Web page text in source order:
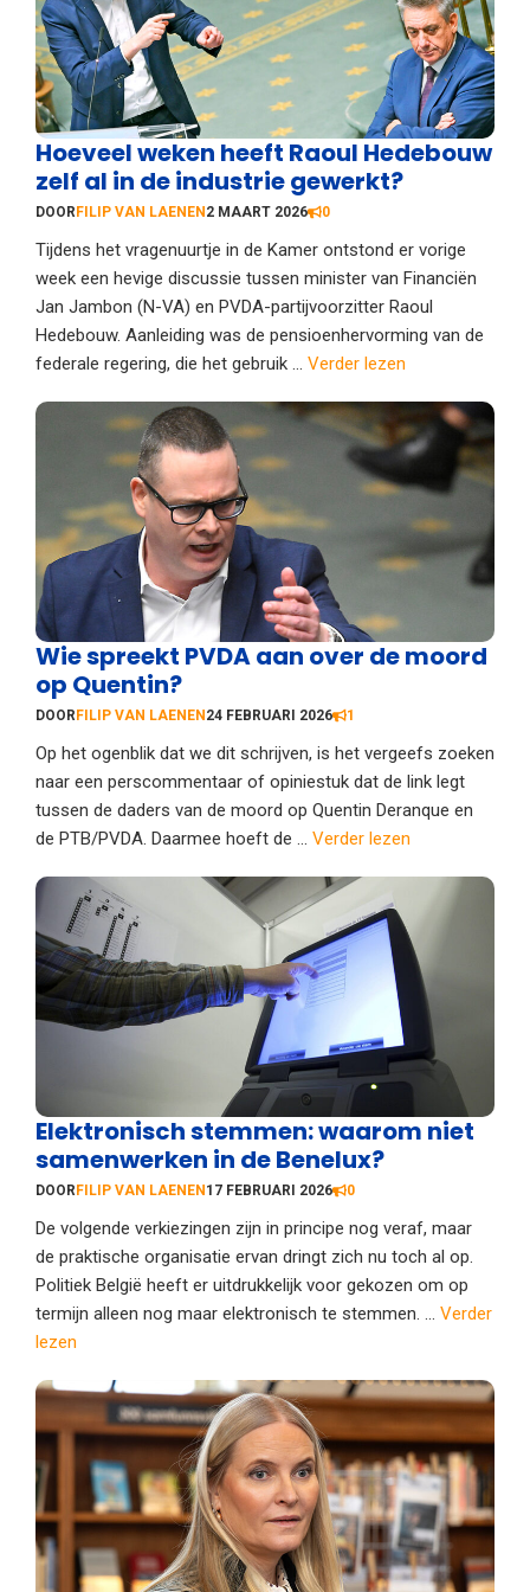
Hoeveel weken heeft Raoul Hedebouw
zelf al in de industrie gewerkt?
DOORFILIP VAN LAENEN2 MAART 2026 0
Tijdens het vragenuurtje in de Kamer ontstond er vorige
week een hevige discussie tussen minister van Financiën
Jan Jambon (N-VA) en PVDA-partijvoorzitter Raoul
Hedebouw. Aanleiding was de pensioenhervorming van de
federale regering, die het gebruik ... Verder lezen
Wie spreekt PVDA aan over de moord
op Quentin?
DOORFILIP VAN LAENEN24 FEBRUARI 2026 1
Op het ogenblik dat we dit schrijven, is het vergeefs zoeken
naar een perscommentaar of opiniestuk dat de link legt
tussen de daders van de moord op Quentin Deranque en
de PTB/PVDA. Daarmee hoeft de ... Verder lezen
Elektronisch stemmen: waarom niet
samenwerken in de Benelux?
DOORFILIP VAN LAENEN17 FEBRUARI 2026 0
De volgende verkiezingen zijn in principe nog veraf, maar
de praktische organisatie ervan dringt zich nu toch al op.
Politiek België heeft er uitdrukkelijk voor gekozen om op
termijn alleen nog maar elektronisch te stemmen. ... Verder
lezen